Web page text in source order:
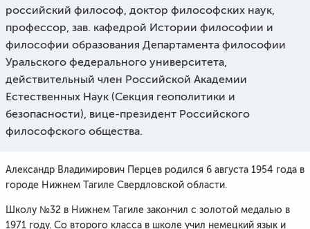
российский философ, доктор философских наук,
профессор, зав. кафедрой Истории философии и
философии образования Департамента философии
Уральского федерального университета,
действительный член Российской Академии
Естественных Наук (Секция геополитики и
безопасности), вице-президент Российского
философского общества.
Александр Владимирович Перцев родился 6 августа 1954 года в
городе Нижнем Тагиле Свердловской области.
Школу №32 в Нижнем Тагиле закончил с золотой медалью в
1971 году. Со второго класса в школе учил немецкий язык и